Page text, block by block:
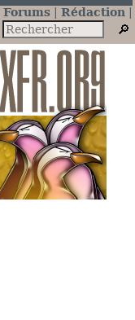
Forums
Rédaction